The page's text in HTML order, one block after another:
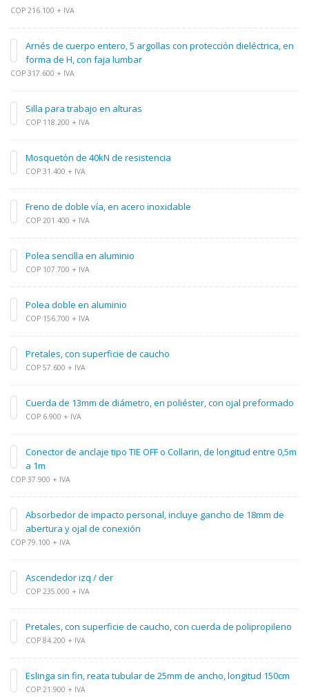
COP 216.100 + IVA
Arnés de cuerpo entero, 5 argollas con protección dieléctrica, en
forma de H, con faja lumbar
COP 317.600 + IVA
Silla para trabajo en alturas
COP 118.200 + IVA
Mosquetón de 40kN de resistencia
COP 31.400 + IVA
Freno de doble vía, en acero inoxidable
COP 201.400 + IVA
Polea sencilla en aluminio
COP 107.700 + IVA
Polea doble en aluminio
COP 156.700 + IVA
Pretales, con superficie de caucho
COP 57.600 + IVA
Cuerda de 13mm de diámetro, en poliéster, con ojal preformado
COP 6.900 + IVA
Conector de anclaje tipo TIE OFF o Collarin, de longitud entre 0,5m
a 1m
COP 37.900 + IVA
Absorbedor de impacto personal, incluye gancho de 18mm de
abertura y ojal de conexión
COP 79.100 + IVA
Ascendedor izq / der
COP 235.000 + IVA
Pretales, con superficie de caucho, con cuerda de polipropileno
COP 84.200 + IVA
Eslinga sin fin, reata tubular de 25mm de ancho, longitud 150cm
COP 21.900 + IVA